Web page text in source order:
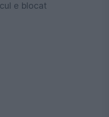
e blocat